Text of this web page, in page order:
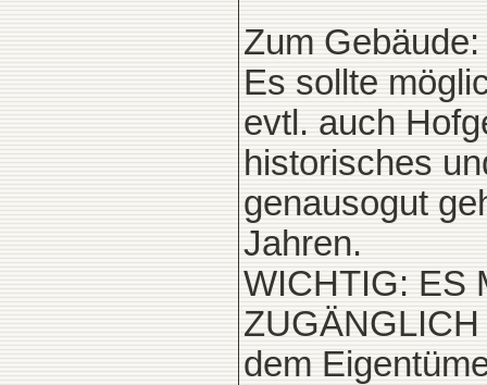
Zum Gebäude:
Es sollte
evtl. auch
historisches
genausogut
Jahren.
WICHTIG: ES
dem